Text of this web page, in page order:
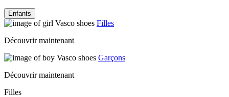
Enfants
Filles
Découvrir maintenant
Garçons
Découvrir maintenant
Filles